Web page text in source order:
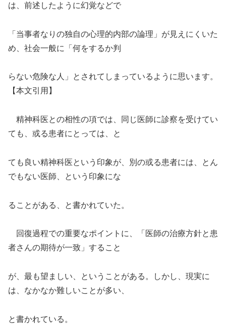
は、前述したように幻覚などで
「当事者なりの独自の心理的内部の論理」が見えにくいた
め、社会一般に「何をするか判
らない危険な人」とされてしまっているように思います。
【本文引用】
精神科医との相性の項では、同じ医師に診察を受けてい
ても、或る患者にとっては、と
ても良い精神科医という印象が、別の或る患者には、とん
でもない医師、という印象にな
ることがある、と書かれていた。
回復過程での重要なポイントに、「医師の治療方針と患
者さんの期待が一致」すること
が、最も望ましい、ということがある。しかし、現実に
は、なかなか難しいことが多い、
と書かれている。